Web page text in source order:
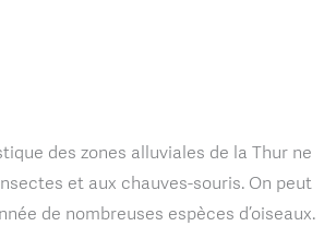
des zones alluviales de la Thur ne
et aux chauves-souris. On peut
de nombreuses espèces d’oiseaux.